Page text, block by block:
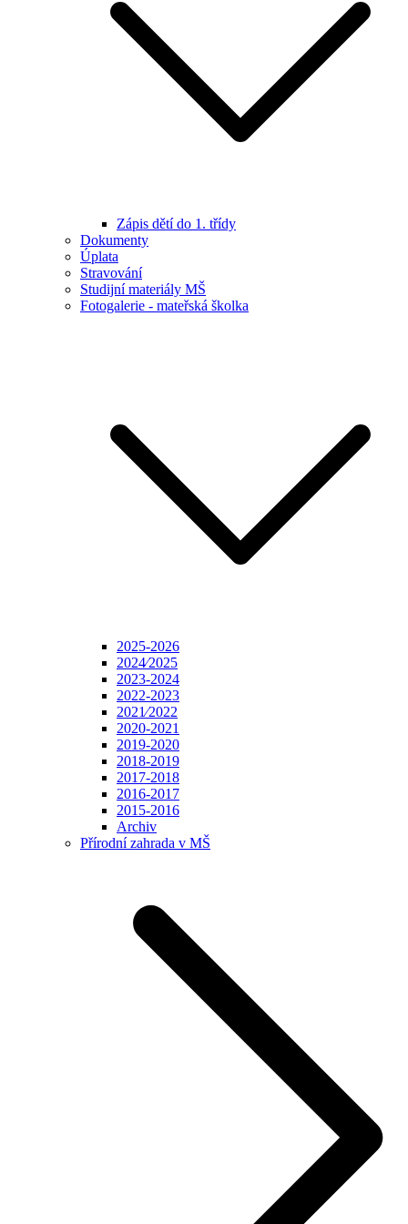
Zápis dětí do 1. třídy
Dokumenty
Úplata
Stravování
Studijní materiály MŠ
Fotogalerie - mateřská školka
2025-2026
2024⁄2025
2023-2024
2022-2023
2021⁄2022
2020-2021
2019-2020
2018-2019
2017-2018
2016-2017
2015-2016
Archiv
Přírodní zahrada v MŠ